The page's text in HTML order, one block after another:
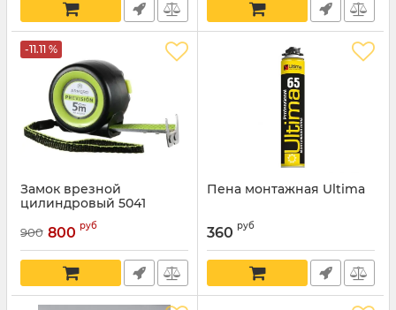
-11.11 %
Замок врезной
цилиндровый 5041
900 800 руб
Пена монтажная Ultima
360 руб